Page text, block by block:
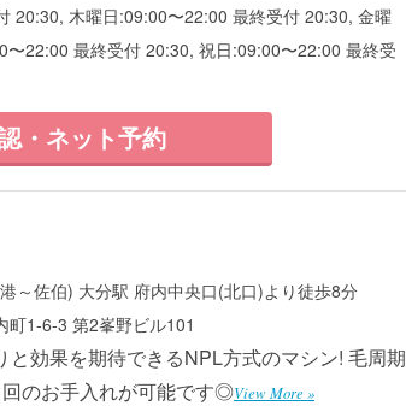
20:30, 木曜日:09:00〜22:00 最終受付 20:30, 金曜
22:00 最終受付 20:30, 祝日:09:00〜22:00 最終受
・ネット予約
～佐伯) 大分駅 府内中央口(北口)より徒歩8分
町1-6-3 第2峯野ビル101
と効果を期待できるNPL方式のマシン! 毛周期
のお手入れが可能です◎View More »